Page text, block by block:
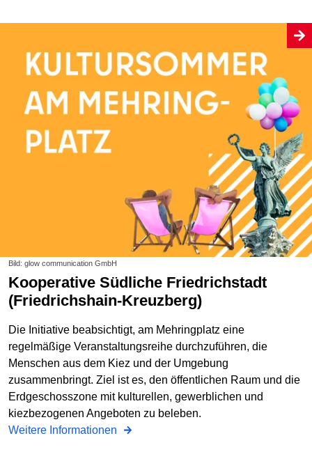
Bild: glow communication GmbH
Kooperative Südliche Friedrichstadt
(Friedrichshain-Kreuzberg)
Die Initiative beabsichtigt, am Mehringplatz eine
regelmäßige Veranstaltungsreihe durchzuführen, die
Menschen aus dem Kiez und der Umgebung
zusammenbringt. Ziel ist es, den öffentlichen Raum und die
Erdgeschosszone mit kulturellen, gewerblichen und
kiezbezogenen Angeboten zu beleben.
Weitere Informationen